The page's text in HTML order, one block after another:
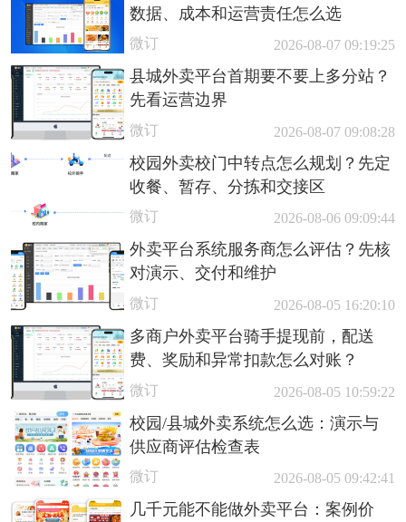
数据、成本和运营责任怎么选
微订 2026-08-07 09:19:25
县城外卖平台首期要不要上多分站？
先看运营边界
微订 2026-08-07 09:08:28
校园外卖校门中转点怎么规划？先定
收餐、暂存、分拣和交接区
微订 2026-08-06 09:09:44
外卖平台系统服务商怎么评估？先核
对演示、交付和维护
微订 2026-08-05 16:20:10
多商户外卖平台骑手提现前，配送
费、奖励和异常扣款怎么对账？
微订 2026-08-05 10:59:22
校园/县城外卖系统怎么选：演示与
供应商评估检查表
微订 2026-08-05 09:42:41
几千元能不能做外卖平台：案例价